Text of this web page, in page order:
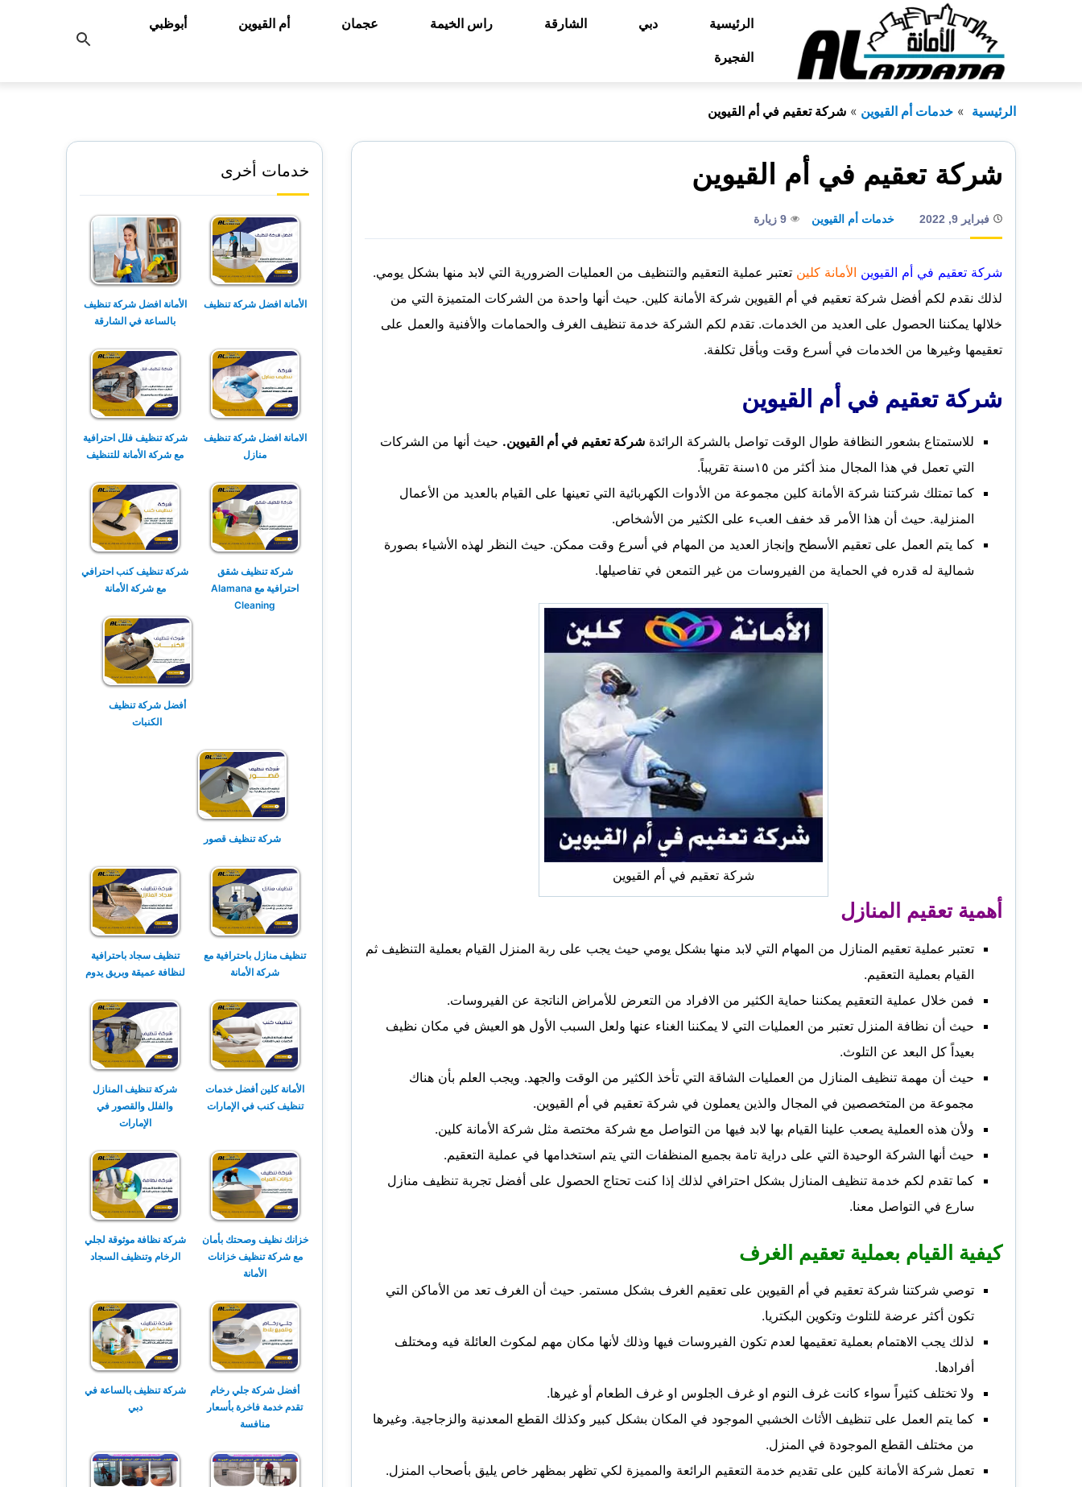
الرئيسية دبي الشارقة راس الخيمة عجمان أم القيوين أبوظبي
الفجيرة
الرئيسية خدمات أم القيوين شركة تعقيم في أم القيوين
شركة تعقيم في أم القيوين
فبراير 9, 2022 خدمات أم القيوين 9 زيارة
شركة تعقيم في أم القيوين الأمانة كلين تعتبر عملية التعقيم والتنظيف من العمليات الضرورية التي لابد منها بشكل يومي.
لذلك نقدم لكم أفضل شركة تعقيم في أم القيوين شركة الأمانة كلين. حيث أنها واحدة من الشركات المتميزة التي من
خلالها يمكننا الحصول على العديد من الخدمات. تقدم لكم الشركة خدمة تنظيف الغرف والحمامات والأفنية والعمل على
تعقيمها وغيرها من الخدمات في أسرع وقت وبأقل تكلفة.
شركة تعقيم في أم القيوين
للاستمتاع بشعور النظافة طوال الوقت تواصل بالشركة الرائدة شركة تعقيم في أم القيوين. حيث أنها من الشركات
التي تعمل في هذا المجال منذ أكثر من ١٥سنة تقريباً.
كما تمتلك شركتنا شركة الأمانة كلين مجموعة من الأدوات الكهربائية التي تعينها على القيام بالعديد من الأعمال
المنزلية. حيث أن هذا الأمر قد خفف العبء على الكثير من الأشخاص.
كما يتم العمل على تعقيم الأسطح وإنجاز العديد من المهام في أسرع وقت ممكن. حيث النظر لهذه الأشياء بصورة
شمالية له قدره في الحماية من الفيروسات من غير التمعن في تفاصيلها.
شركة تعقيم في أم القيوين
أهمية تعقيم المنازل
تعتبر عملية تعقيم المنازل من المهام التي لابد منها بشكل يومي حيث يجب على ربة المنزل القيام بعملية التنظيف ثم
القيام بعملية التعقيم.
فمن خلال عملية التعقيم يمكننا حماية الكثير من الافراد من التعرض للأمراض الناتجة عن الفيروسات.
حيث أن نظافة المنزل تعتبر من العمليات التي لا يمكننا الغناء عنها ولعل السبب الأول هو العيش في مكان نظيف
بعيداً كل البعد عن التلوث.
حيث أن مهمة تنظيف المنازل من العمليات الشاقة التي تأخذ الكثير من الوقت والجهد. ويجب العلم بأن هناك
مجموعة من المتخصصين في المجال والذين يعملون في شركة تعقيم في أم القيوين.
ولأن هذه العملية يصعب علينا القيام بها لابد فيها من التواصل مع شركة مختصة مثل شركة الأمانة كلين.
حيث أنها الشركة الوحيدة التي على دراية تامة بجميع المنظفات التي يتم استخدامها في عملية التعقيم.
كما تقدم لكم خدمة تنظيف المنازل بشكل احترافي لذلك إذا كنت تحتاج الحصول على أفضل تجربة تنظيف منازل
سارع في التواصل معنا.
كيفية القيام بعملية تعقيم الغرف
توصي شركتنا شركة تعقيم في أم القيوين على تعقيم الغرف بشكل مستمر. حيث أن الغرف تعد من الأماكن التي
تكون أكثر عرضة للتلوث وتكوين البكتريا.
لذلك يجب الاهتمام بعملية تعقيمها لعدم تكون الفيروسات فيها وذلك لأنها مكان مهم لمكوث العائلة فيه ومختلف
أفرادها.
ولا تختلف كثيراً سواء كانت غرف النوم او غرف الجلوس او غرف الطعام أو غيرها.
كما يتم العمل على تنظيف الأثاث الخشبي الموجود في المكان بشكل كبير وكذلك القطع المعدنية والزجاجية. وغيرها
من مختلف القطع الموجودة في المنزل.
تعمل شركة الأمانة كلين على تقديم خدمة التعقيم الرائعة والمميزة لكي تظهر بمظهر خاص يليق بأصحاب المنزل.
خدمات أخرى
الأمانة افضل شركة تنظيف
الأمانة افضل شركة تنظيف
بالساعة في الشارقة
الامانة افضل شركة تنظيف
منازل
شركة تنظيف فلل احترافية
مع شركة الأمانة للتنظيف
شركة تنظيف شقق
احترافية مع Alamana
Cleaning
شركة تنظيف كنب احترافي
مع شركة الأمانة
أفضل شركة تنظيف
الكنبات
شركة تنظيف قصور
تنظيف منازل باحترافية مع
شركة الأمانة
تنظيف سجاد باحترافية
لنظافة عميقة وبريق يدوم
الأمانة كلين أفضل خدمات
تنظيف كنب في الإمارات
شركة تنظيف المنازل
والفلل والقصور في
الإمارات
خزانك نظيف وصحتك بأمان
مع شركة تنظيف خزانات
الأمانة
شركة نظافة موثوقة لجلي
الرخام وتنظيف السجاد
أفضل شركة جلي رخام
تقدم خدمة فاخرة بأسعار
منافسة
شركة تنظيف بالساعة في
دبي